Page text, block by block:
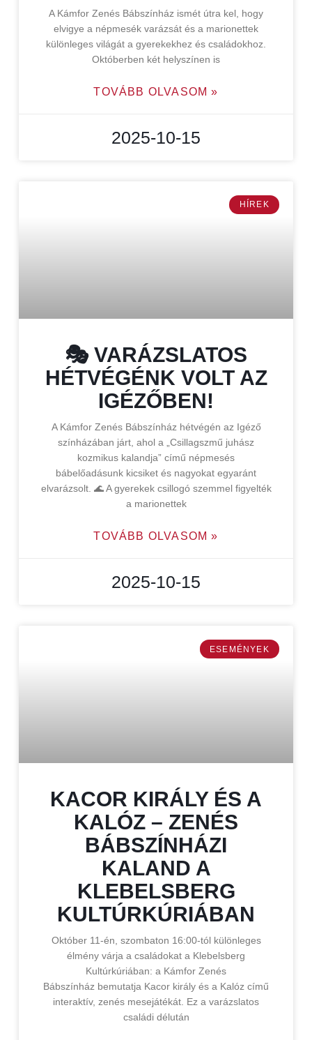
A Kámfor Zenés Bábszínház ismét útra kel, hogy
elvigye a népmesék varázsát és a marionettek
különleges világát a gyerekekhez és családokhoz.
Októberben két helyszínen is
TOVÁBB OLVASOM »
2025-10-15
HÍREK
🎭 VARÁZSLATOS
HÉTVÉGÉNK VOLT AZ
IGÉZŐBEN!
A Kámfor Zenés Bábszínház hétvégén az Igéző
színházában járt, ahol a „Csillagszmű juhász
kozmikus kalandja” című népmesés
bábelőadásunk kicsiket és nagyokat egyaránt
elvarázsolt. 🌊 A gyerekek csillogó szemmel figyelték
a marionettek
TOVÁBB OLVASOM »
2025-10-15
ESEMÉNYEK
KACOR KIRÁLY ÉS A
KALÓZ – ZENÉS
BÁBSZÍNHÁZI
KALAND A
KLEBELSBERG
KULTÚRKÚRIÁBAN
Október 11-én, szombaton 16:00-tól különleges
élmény várja a családokat a Klebelsberg
Kultúrkúriában: a Kámfor Zenés
Bábszínház bemutatja Kacor király és a Kalóz című
interaktív, zenés mesejátékát. Ez a varázslatos
családi délután